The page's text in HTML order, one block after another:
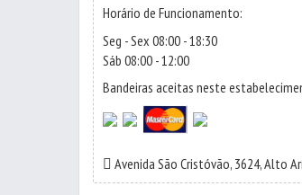
Horário de Funcionamento:
Seg - Sex 08:00 - 18:30
Sáb 08:00 - 12:00
Bandeiras aceitas neste
Avenida São Cristóvão, 3624,Alto